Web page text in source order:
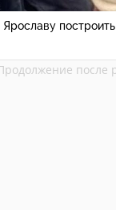
Ярославу